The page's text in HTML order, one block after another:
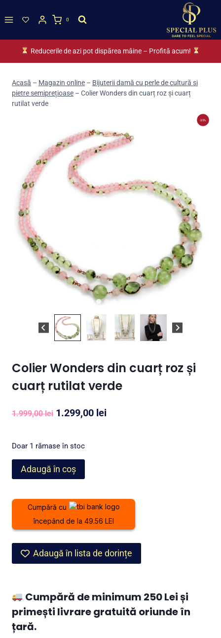
to
0
Reducerile de azi pot dispărea mâine – Profită acum!
Acasă – Magazin online – Bijuterii damă cu perle de cultură si
pietre semiprețioase – Colier Wonders din cuarț roz și cuarț
rutilat verde
-35%
Colier Wonders din cuarț roz și
cuarț rutilat verde
1.999,00lei Prețul
a
fost:
1.999,00 lei.
1.299,00 leiPrețul
Doar 1 rămase în stoc
Cantitate
Colier
din
roz
cuarț
rutilat
Adaugă în coș
Cumpără cu
începând de la 49.56 LEI
Adaugă în lista de dorințe
Cumpără de minimum 250 Lei și
primești livrare gratuită oriunde în
țară.